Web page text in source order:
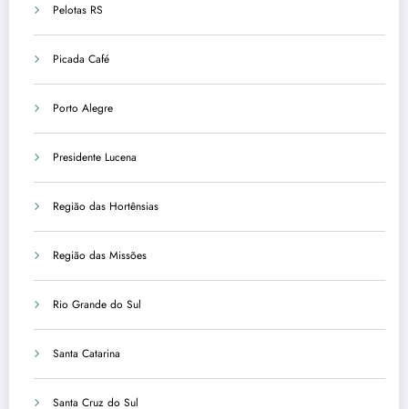
Pelotas RS
Picada Café
Porto Alegre
Presidente Lucena
Região das Hortênsias
Região das Missões
Rio Grande do Sul
Santa Catarina
Santa Cruz do Sul